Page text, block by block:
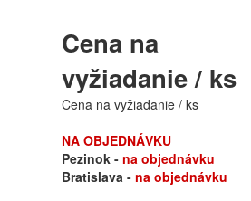
Cena na
vyžiadanie / ks
Cena na vyžiadanie / ks
NA OBJEDNÁVKU
Pezinok - na objednávku
Bratislava - na objednávku